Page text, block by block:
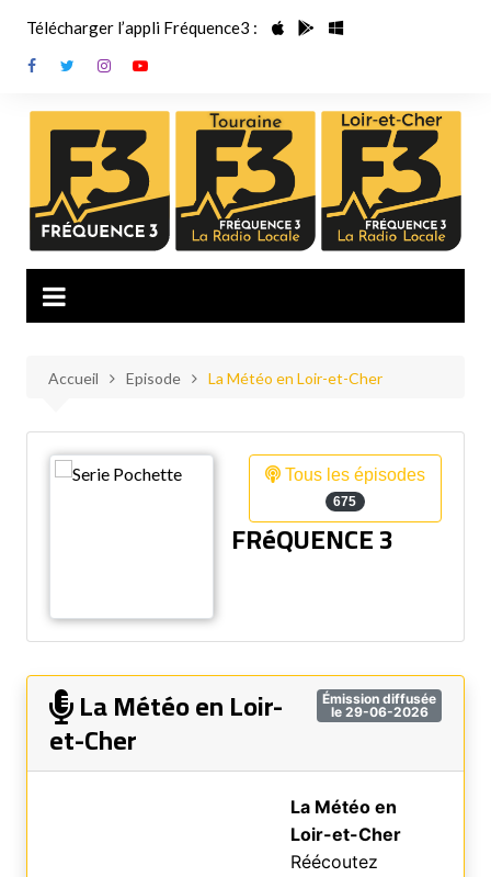
contenu
Télécharger l’appli Fréquence3 :
Accueil Episode La Météo en Loir-et-Cher
Tous les épisodes
675
FRéQUENCE 3
Émission diffusée
le 29-06-2026
La Météo en Loir-
et-Cher
La Météo en
Loir-et-Cher
Réécoutez